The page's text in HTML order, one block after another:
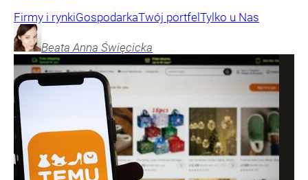
Firmy i rynkiGospodarkaTwój portfel Tylko u Nas
Beata Anna Święcicka